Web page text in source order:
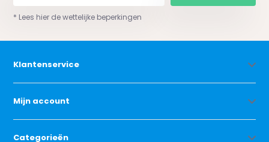
* Lees hier de wettelijke beperkingen
Klantenservice
Mijn account
Categorieën